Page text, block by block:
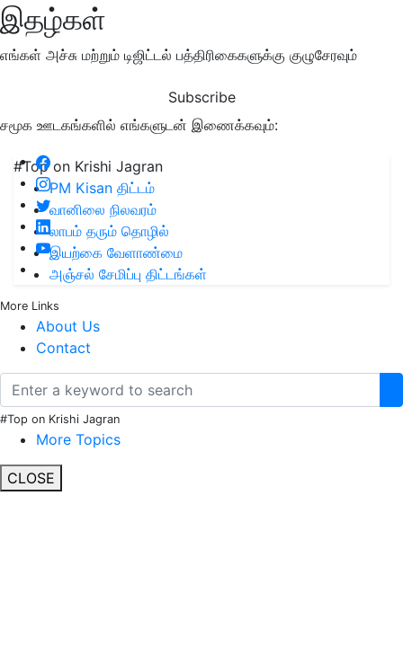
இதழ்கள்
எங்கள் அச்சு மற்றும் டிஜிட்டல் பத்திரிகைகளுக்கு குழுசேரவும்
Subscribe
சமூக ஊடகங்களில் எங்களுடன் இணைக்கவும்:
More Links
About Us
Contact
#Top on Krishi Jagran
More Topics
CLOSE
#Top on Krishi Jagran
PM Kisan திட்டம்
வானிலை நிலவரம்
லாபம் தரும் தொழில்
இயற்கை வேளாண்மை
அஞ்சல் சேமிப்பு திட்டங்கள்